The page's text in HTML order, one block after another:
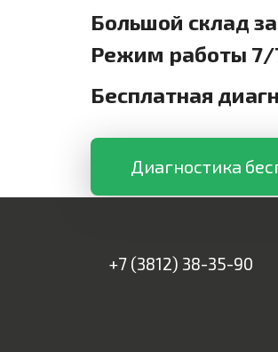
Большой склад
Режим работы 7/
Бесплатная
Диагностика
+7 (3812) 38-35-90